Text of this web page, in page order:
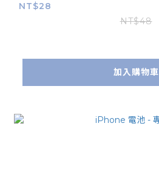
NT$28
NT$48
加入購物車